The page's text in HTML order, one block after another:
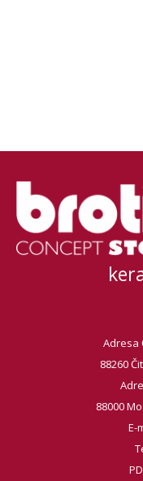
Adresa
88260
88000
E-